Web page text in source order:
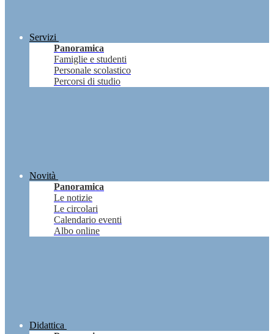
Servizi
Panoramica
Famiglie e studenti
Personale scolastico
Percorsi di studio
Novità
Panoramica
Le notizie
Le circolari
Calendario eventi
Albo online
Didattica